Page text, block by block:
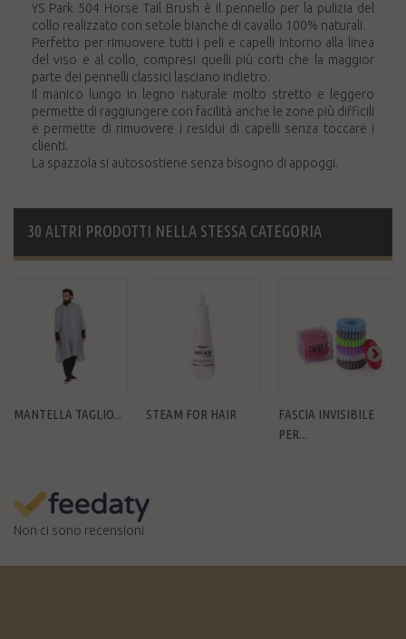
YS Park 504 Horse Tail Brush è il pennello per la pulizia del
collo realizzato con setole bianche di cavallo 100% naturali.
Perfetto per rimuovere tutti i peli e capelli intorno alla linea
del viso e al collo, compresi quelli più corti che la maggior
parte dei pennelli classici lasciano indietro.
Il manico lungo in legno naturale molto stretto e leggero
permette di raggiungere con facilità anche le zone più difficili
e permette di rimuovere i residui di capelli senza toccare i
clienti.
La spazzola si autosostiene senza bisogno di appoggi.
30 ALTRI PRODOTTI NELLA STESSA CATEGORIA
MANTELLA TAGLIO... STEAM FOR HAIR
FASCIA INVISIBILE
PER...
Non ci sono recensioni